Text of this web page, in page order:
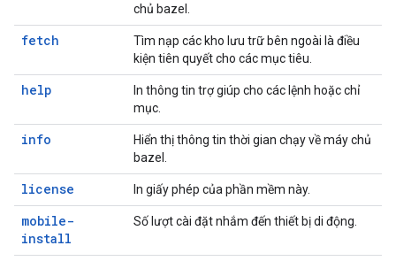
chủ bazel.
fetch
Tìm nạp các kho lưu trữ bên ngoài là điều
kiện tiên quyết cho các mục tiêu.
help
In thông tin trợ giúp cho các lệnh hoặc chỉ
mục.
info
Hiển thị thông tin thời gian chạy về máy chủ
bazel.
license In giấy phép của phần mềm này.
mobile-
install
Số lượt cài đặt nhắm đến thiết bị di động.